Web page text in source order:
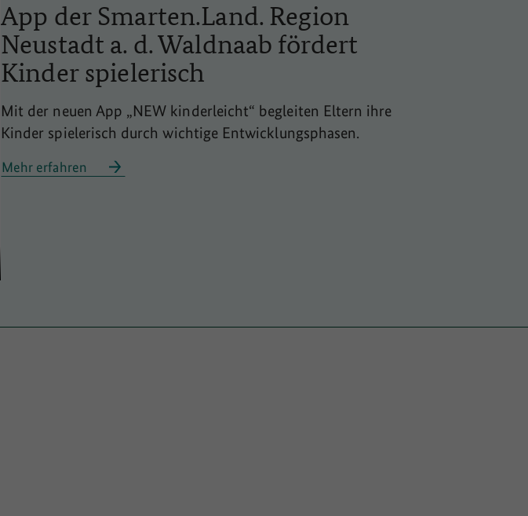
App der Smarten.Land. Region
Neustadt a. d. Waldnaab fördert
Kinder spielerisch
Mit der neuen App „NEW kinderleicht“ begleiten Eltern ihre
Kinder spielerisch durch wichtige Entwicklungsphasen.
Mehr erfahren